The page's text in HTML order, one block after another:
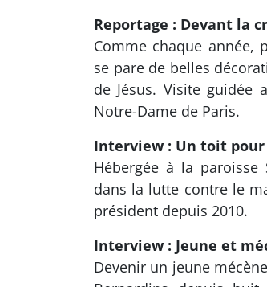
Reportage : Devant la
Comme chaque année,
se pare de belles
de Jésus. Visite guidée
Notre-Dame de Paris.
Interview : Un toit
Hébergée à la paroisse
dans la lutte contre le
président depuis 2010.
Interview : Jeune et
Devenir un jeune